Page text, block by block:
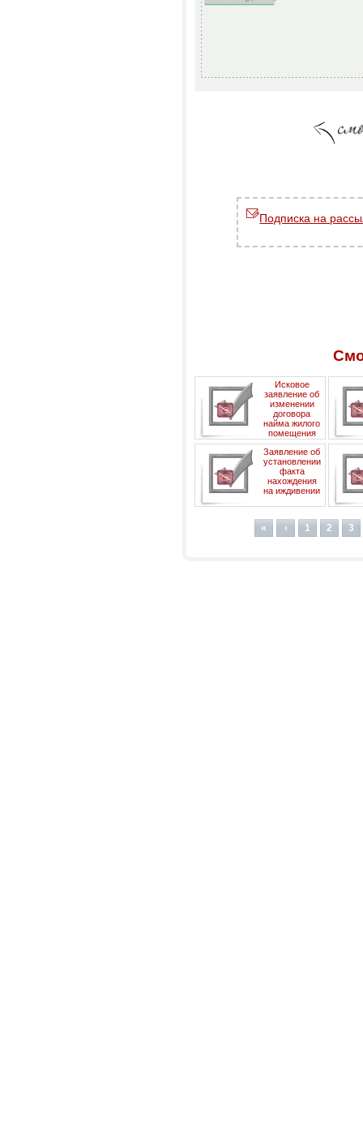
Подписка на
Исковое
заявление об
изменении
договора
найма жилого
помещения
Заявление об
установлении
факта
нахождения
на иждивении
« ‹ 1 2 3